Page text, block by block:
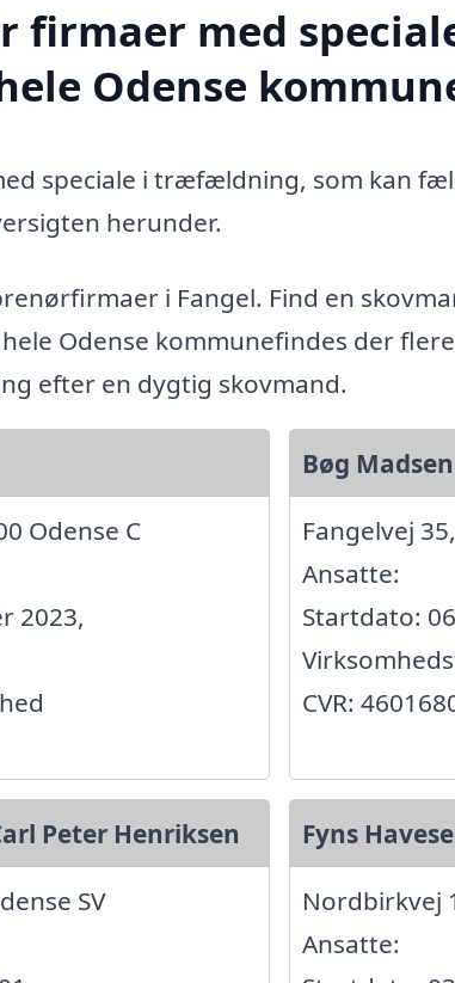
firmaer med
Odense
speciale i træfældning, som kan
herunder.
i Fangel. Find en
Odense kommunefindes der
efter en dygtig skovmand.
Odense C
2023,
Bøg
Fangelvej
Ansatte:
Startdato:
CVR:
Peter Henriksen
SV
Fyns
Nordbirkvej
Ansatte: